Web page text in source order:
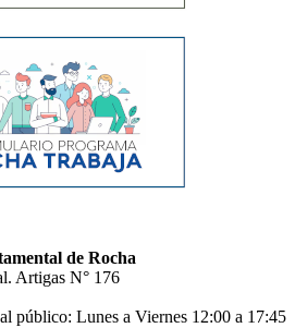
de Rocha
Artigas N° 176
público: Lunes a Viernes 12:00 a 17:45